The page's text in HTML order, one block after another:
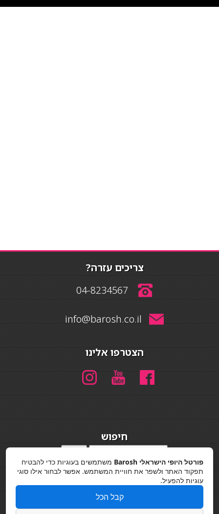
צריכים עזרה?
04-8234567
info@barosh.co.il
הצטרפו אלינו
חיפוש
מדיניות פרטיות
פורטל היופי הישראלי Barosh
משתמשים בעוגיות כדי להבטיח
תפקוד האתר ולשפר את חוויית המשתמש. אפשר לבחור אילו סוגי
עוגיות להפעיל.
קבל הכל